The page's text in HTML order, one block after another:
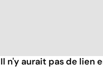
Il n'y aurait pas de lien